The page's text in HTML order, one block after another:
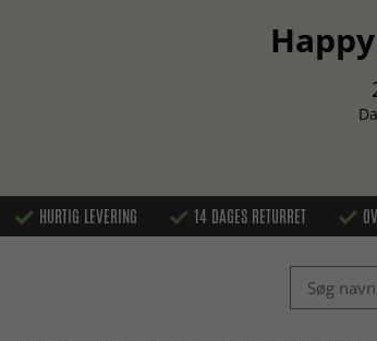
HURTIG LEVERING 14 DAGES RETURRET